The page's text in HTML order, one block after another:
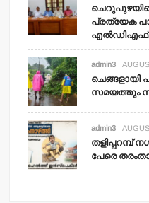
പ്രത്യേക
എല്‍ഡിഎഫ്
admin3
ചെങ്ങളായി
സമയത്തും
admin3
തളിപ്പറമ്പ്
പേരെ